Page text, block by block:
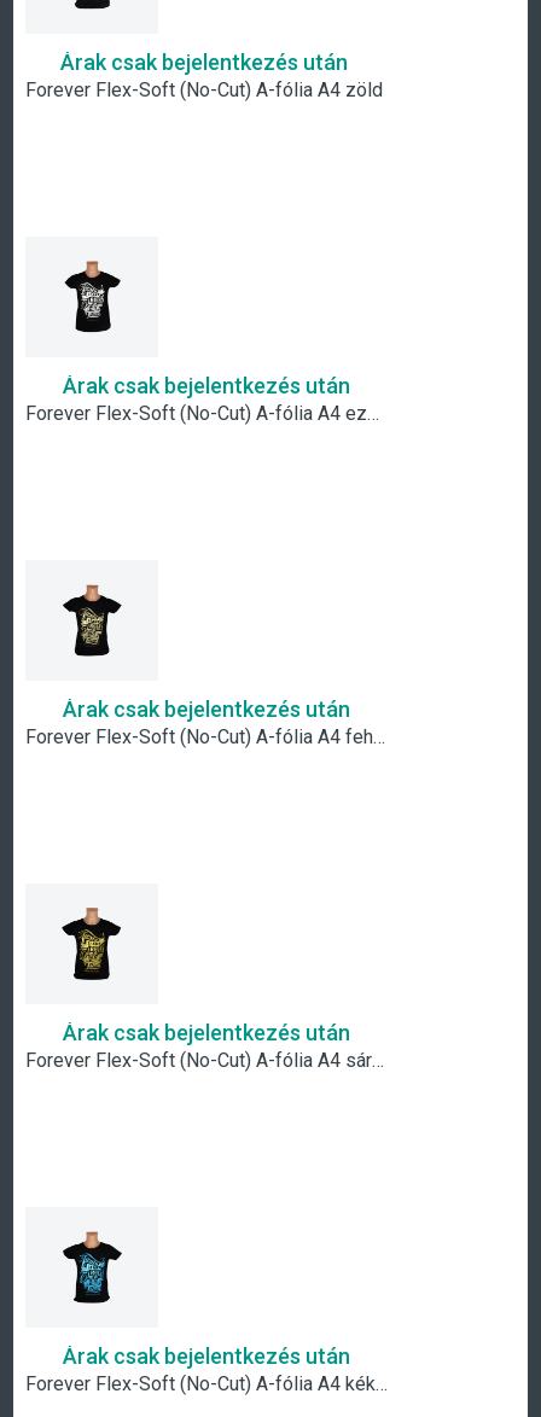
Árak csak bejelentkezés után
Forever Flex-Soft (No-Cut) A-fólia A4 zöld
Árak csak bejelentkezés után
Forever Flex-Soft (No-Cut) A-fólia A4 ezüst metál
Árak csak bejelentkezés után
Forever Flex-Soft (No-Cut) A-fólia A4 fehér arany metál
Árak csak bejelentkezés után
Forever Flex-Soft (No-Cut) A-fólia A4 sárga arany metál
Árak csak bejelentkezés után
Forever Flex-Soft (No-Cut) A-fólia A4 kék metál